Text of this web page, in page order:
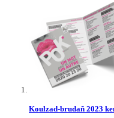
Koulzad-brudañ 2023